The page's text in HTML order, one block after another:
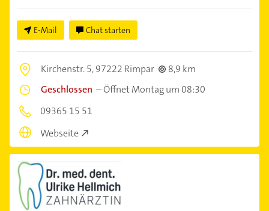
E-Mail Chat starten
Kirchenstr. 5,97222 Rimpar
8,9 km
Geschlossen –Öffnet Montag um 08:30
09365 15 51
Webseite